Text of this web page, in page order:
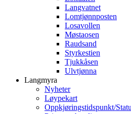
Langvatnet
Lomtjønnposten
Losavollen
Møstaosen
Raudsand
Styrkestien
Tjukkåsen
Ulvtjønna
Langmyra
Nyheter
Løypekart
Oppkjøringstidspunkt/